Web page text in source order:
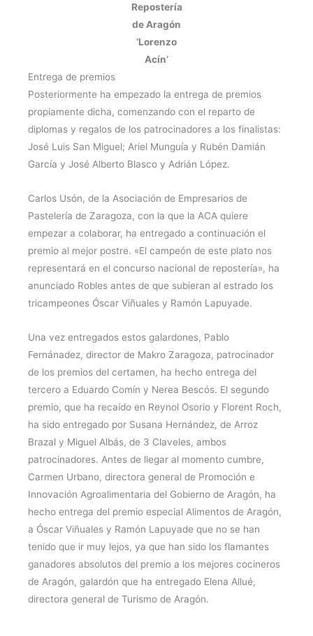
Repostería
de Aragón
‘Lorenzo
Acín’
Entrega de premios
Posteriormente ha empezado la entrega de premios
propiamente dicha, comenzando con el reparto de
diplomas y regalos de los patrocinadores a los finalistas:
José Luis San Miguel; Ariel Munguía y Rubén Damián
García y José Alberto Blasco y Adrián López.
Carlos Usón, de la Asociación de Empresarios de
Pastelería de Zaragoza, con la que la ACA quiere
empezar a colaborar, ha entregado a continuación el
premio al mejor postre. «El campeón de este plato nos
representará en el concurso nacional de repostería», ha
anunciado Robles antes de que subieran al estrado los
tricampeones Óscar Viñuales y Ramón Lapuyade.
Una vez entregados estos galardones, Pablo
Fernánadez, director de Makro Zaragoza, patrocinador
de los premios del certamen, ha hecho entrega del
tercero a Eduardo Comín y Nerea Bescós. El segundo
premio, que ha recaído en Reynol Osorio y Florent Roch,
ha sido entregado por Susana Hernández, de Arroz
Brazal y Miguel Albás, de 3 Claveles, ambos
patrocinadores. Antes de llegar al momento cumbre,
Carmen Urbano, directora general de Promoción e
Innovación Agroalimentaria del Gobierno de Aragón, ha
hecho entrega del premio especial Alimentos de Aragón,
a Óscar Viñuales y Ramón Lapuyade que no se han
tenido que ir muy lejos, ya que han sido los flamantes
ganadores absolutos del premio a los mejores cocineros
de Aragón, galardón que ha entregado Elena Allué,
directora general de Turismo de Aragón.